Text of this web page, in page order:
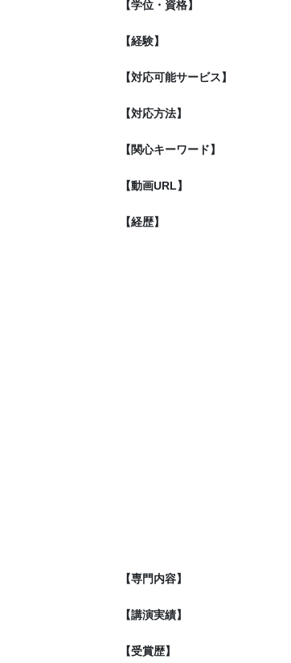
【学位・資格】
【経験】
【対応可能サービス】
【対応方法】
【関心キーワード】
【動画URL】
【経歴】
【専門内容】
【講演実績】
【受賞歴】